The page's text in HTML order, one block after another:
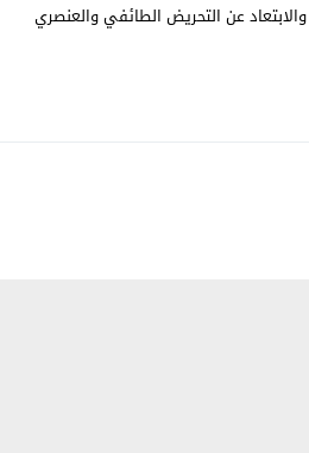
عن التحريض الطائفي والعنصري